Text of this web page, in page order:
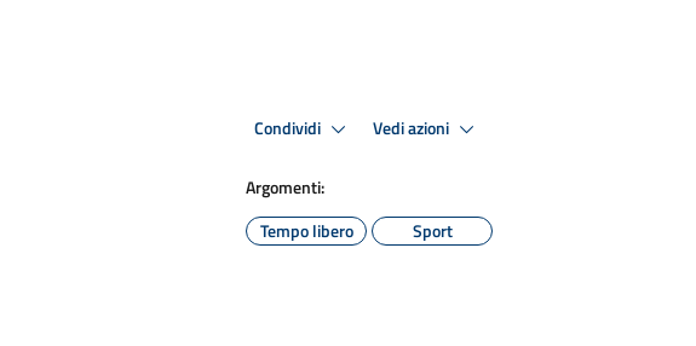
Condividi Vedi azioni
Argomenti:
Tempo libero
Sport